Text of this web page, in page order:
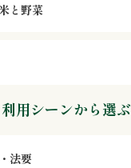
と野菜
利用シーンから選ぶ
法要